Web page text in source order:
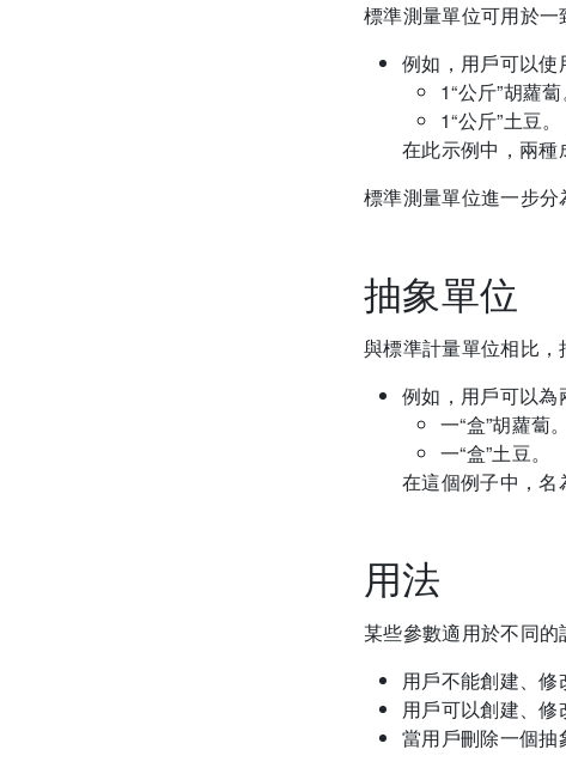
標準測量單位可用於一
例如，用戶可以使
1“公斤”胡蘿蔔
1“公斤”土豆。
在此示例中，兩種
標準測量單位進一步分
抽象單位
與標準計量單位相比，
例如，用戶可以為
一“盒”胡蘿蔔。
一“盒”土豆。
在這個例子中，名
用法
某些參數適用於不同的
用戶不能創建、修
用戶可以創建、修
當用戶刪除一個抽